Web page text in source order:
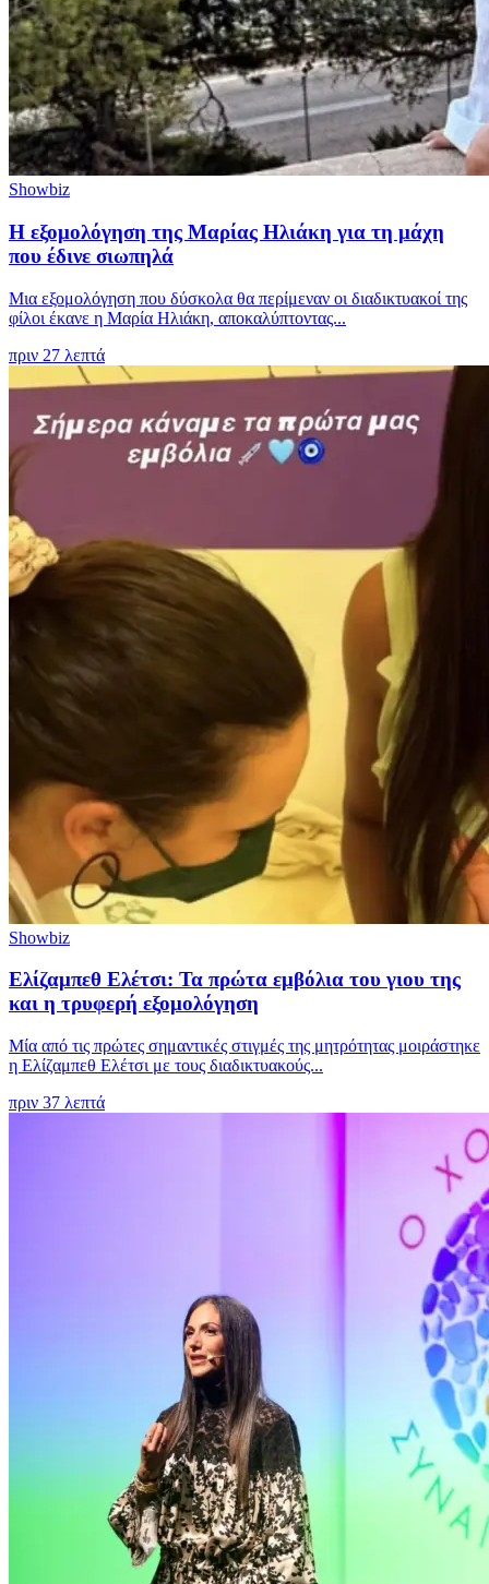
Showbiz
Η εξομολόγηση της Μαρίας Ηλιάκη για τη μάχη
που έδινε σιωπηλά
Μια εξομολόγηση που δύσκολα θα περίμεναν οι διαδικτυακοί της
φίλοι έκανε η Μαρία Ηλιάκη, αποκαλύπτοντας...
πριν 27 λεπτά
Showbiz
Ελίζαμπεθ Ελέτσι: Τα πρώτα εμβόλια του γιου της
και η τρυφερή εξομολόγηση
Μία από τις πρώτες σημαντικές στιγμές της μητρότητας μοιράστηκε
η Ελίζαμπεθ Ελέτσι με τους διαδικτυακούς...
πριν 37 λεπτά